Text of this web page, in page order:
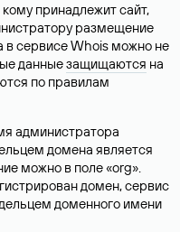
кому принадлежит сайт,
размещение
в сервисе Whois можно не
данныезащищаются на
по правилам
администратора
домена является
можно в поле «org».
домен, сервис
доменного имени